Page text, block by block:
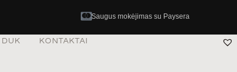
Saugus mokėjimas su Paysera
DUK KONTAKTAI